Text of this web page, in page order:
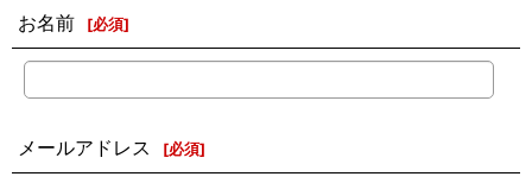
お名前 [必須]
メールアドレス [必須]